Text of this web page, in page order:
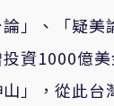
」、「疑
資1000億
」，從此